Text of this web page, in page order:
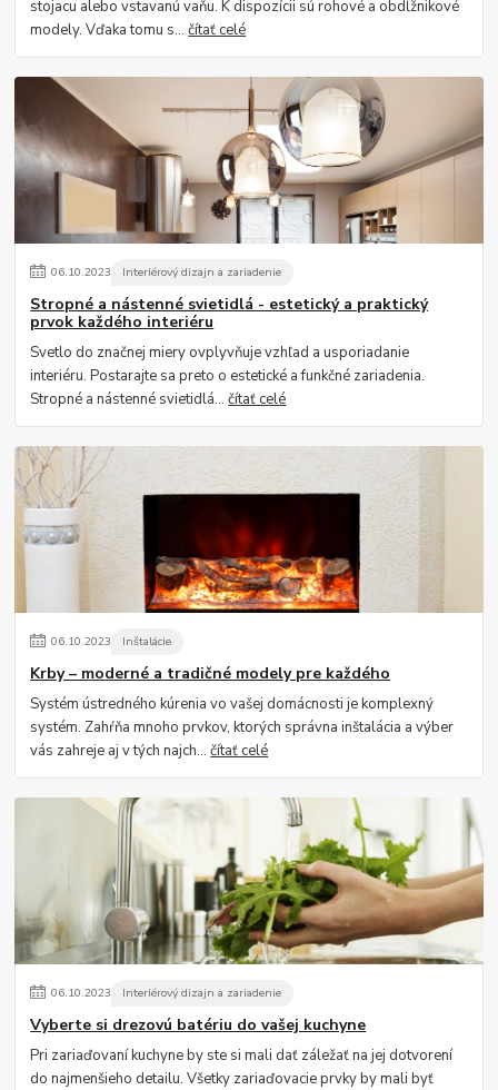
stojacu alebo vstavanú vaňu. K dispozícii sú rohové a obdĺžnikové
modely. Vďaka tomu s...čítať celé
06.10.2023 Interiérový dizajn a zariadenie
Stropné a nástenné svietidlá - estetický a praktický
prvok každého interiéru
Svetlo do značnej miery ovplyvňuje vzhľad a usporiadanie
interiéru. Postarajte sa preto o estetické a funkčné zariadenia.
Stropné a nástenné svietidlá...čítať celé
06.10.2023 Inštalácie
Krby – moderné a tradičné modely pre každého
Systém ústredného kúrenia vo vašej domácnosti je komplexný
systém. Zahŕňa mnoho prvkov, ktorých správna inštalácia a výber
vás zahreje aj v tých najch...čítať celé
06.10.2023 Interiérový dizajn a zariadenie
Vyberte si drezovú batériu do vašej kuchyne
Pri zariaďovaní kuchyne by ste si mali dať záležať na jej dotvorení
do najmenšieho detailu. Všetky zariaďovacie prvky by mali byť